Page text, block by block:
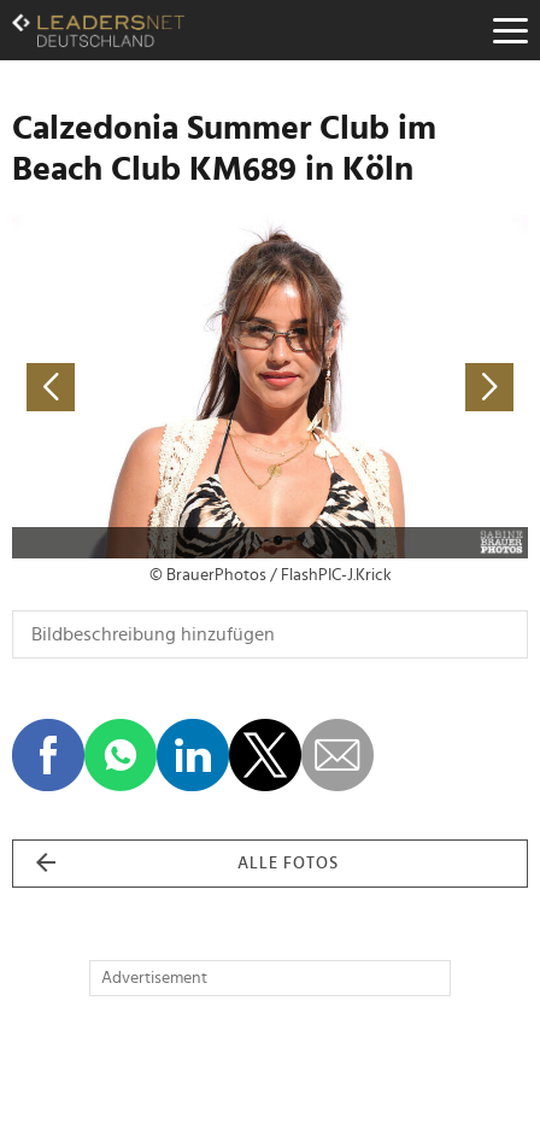
Zum
Inhalt
Zur
Navigation
Zur
Hauptnavigation
Calzedonia Summer Club im
Beach Club KM689 in Köln
© BrauerPhotos / FlashPIC-J.Krick
ALLE FOTOS
Advertisement